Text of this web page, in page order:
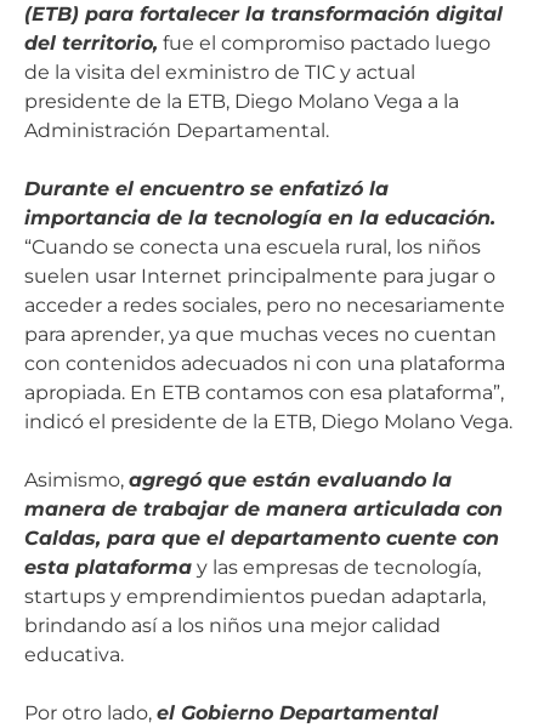
(ETB) para fortalecer la transformación digital
del territorio, fue el compromiso pactado luego
de la visita del exministro de TIC y actual
presidente de la ETB, Diego Molano Vega a la
Administración Departamental.
Durante el encuentro se enfatizó la
importancia de la tecnología en la educación.
“Cuando se conecta una escuela rural, los niños
suelen usar Internet principalmente para jugar o
acceder a redes sociales, pero no necesariamente
para aprender, ya que muchas veces no cuentan
con contenidos adecuados ni con una plataforma
apropiada. En ETB contamos con esa plataforma”,
indicó el presidente de la ETB, Diego Molano Vega.
Asimismo, agregó que están evaluando la
manera de trabajar de manera articulada con
Caldas, para que el departamento cuente con
esta plataforma y las empresas de tecnología,
startups y emprendimientos puedan adaptarla,
brindando así a los niños una mejor calidad
educativa.
Por otro lado, el Gobierno Departamental